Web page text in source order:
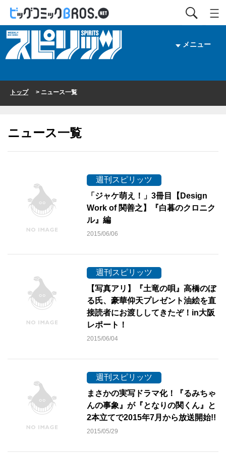
メニュー
トップ> ニュース一覧
ニュース一覧
週刊スピリッツ
「ジャケ萌え！」3冊目【Design
Work of 関善之】『白暮のクロニク
ル』編
2015/06/06
週刊スピリッツ
【写真アリ】『土竜の唄』高橋のぼ
る氏、豪華仰天プレゼント油絵を直
接読者にお渡ししてきたぞ！in大阪
レポート！
2015/06/04
週刊スピリッツ
まさかの実写ドラマ化！『るみちゃ
んの事象』が『となりの関くん』と
2本立てで2015年7月から放送開始!!
2015/05/29